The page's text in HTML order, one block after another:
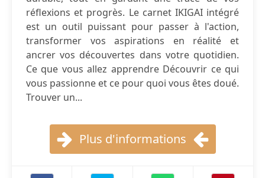
réflexions et progrès. Le carnet IKIGAI intégré
est un outil puissant pour passer à l'action,
transformer vos aspirations en réalité et
ancrer vos découvertes dans votre quotidien.
Ce que vous allez apprendre Découvrir ce qui
vous passionne et ce pour quoi vous êtes doué.
Trouver un...
Plus d'informations